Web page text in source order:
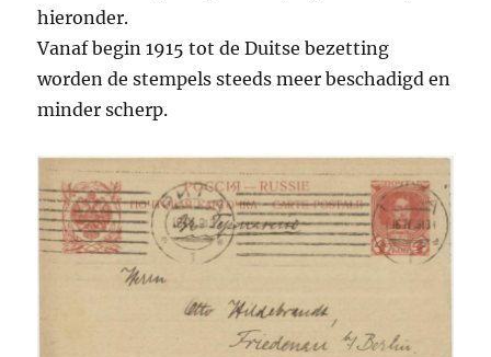
hieronder.
Vanaf begin 1915 tot de Duitse bezetting
worden de stempels steeds meer beschadigd en
minder scherp.